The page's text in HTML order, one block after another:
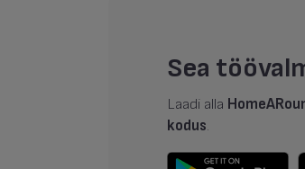
Sea
Laadi alla
kodus.